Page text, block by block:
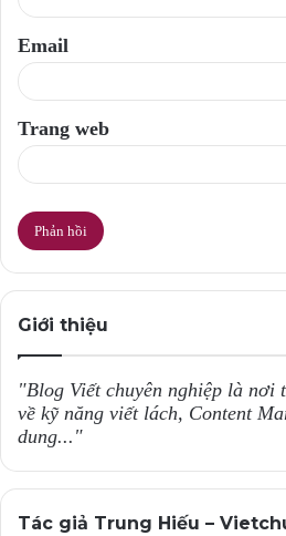
Email
Trang web
Giới thiệu
"Blog Viết chuyên nghiệp là nơi
về kỹ năng viết lách, Content
dung..."
Tác giả Trung Hiếu –